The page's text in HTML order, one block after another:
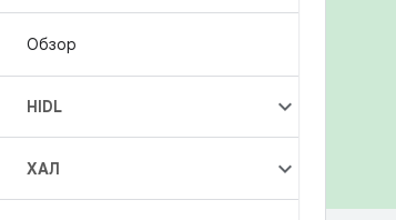
Обзор
HIDL
ХАЛ